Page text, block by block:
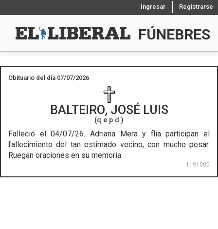
Ingresar Registrarse
FÚNEBRES
Obituario del día 07/07/2026
BALTEIRO, JOSÉ LUIS
(q.e.p.d.)
Falleció el 04/07/26. Adriana Mera y flia participan el
fallecimiento del tan estimado vecino, con mucho pesar.
Ruegan oraciones en su memoria.
1191000